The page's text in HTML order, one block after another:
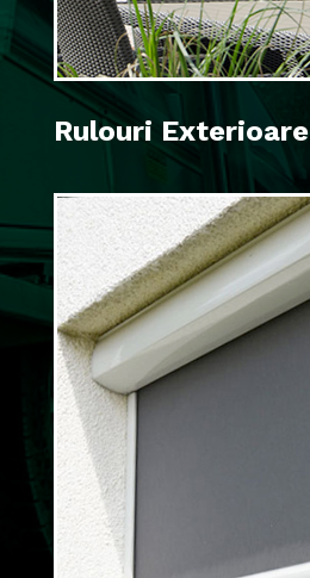
Rulouri Exterioare